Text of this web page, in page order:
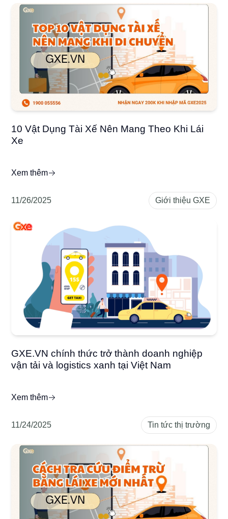
10 Vật Dụng Tài Xế Nên Mang Theo Khi Lái
Xe
Xem thêm
11/26/2025 Giới thiệu GXE
GXE.VN chính thức trở thành doanh nghiệp
vận tải và logistics xanh tại Việt Nam
Xem thêm
11/24/2025 Tin tức thị trường